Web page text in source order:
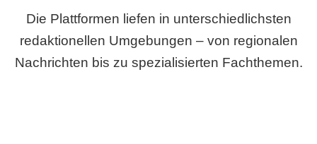
Die Plattformen liefen in unterschiedlichsten
redaktionellen Umgebungen – von regionalen
Nachrichten bis zu spezialisierten Fachthemen.